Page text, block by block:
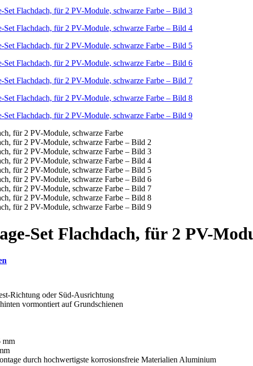
Set Flachdach, für 2 PV-
Richtung oder Süd-Ausrichtung
vormontiert auf Grundschienen
mm
durch hochwertigste korrosionsfreie Materialien Aluminium